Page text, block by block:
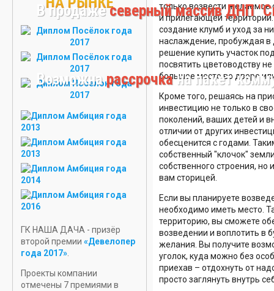
КУПИТЬ ДАЧУ
ВО
ВСЕВОЛОЖСКОМ
РАЙОНЕ
КУПИТЬ
УЧАСТОК
НОВЫЕ
ПРОЕКТЫ
ДОМОВ
В продажесеверный массив ДНП
Возможнарассрочкана пакет
ГК НАША ДАЧА - призёр
второй премии «Девелопер
года 2017»
Проекты компании
отмечены 7 премиями в
только возвести желаемое
и прилегающей
создание клумб и уход за
наслаждение, пробуждая в
решение купить участок
посвятить цветоводству
большое место во дворе
Кроме того, решаясь на
инвестицию не только в
поколений, ваших детей и
отличии от других
обесценится с годами.
собственный "клочок"
собственного строения, но
вам сторицей.
Если вы планируете
необходимо иметь место.
территорию, вы сможете
возведении и воплотить в
желания. Вы получите
уголок, куда можно без
приехав – отдохнуть от
просто заглянуть внутрь